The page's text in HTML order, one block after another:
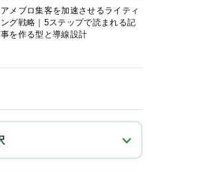
アメブロ集客を加速させるライティ
ング戦略｜5ステップで読まれる記
事を作る型と導線設計